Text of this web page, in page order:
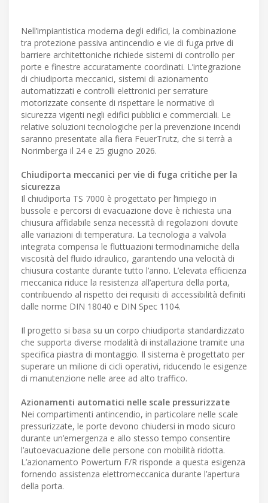
Nell’impiantistica moderna degli edifici, la combinazione
tra protezione passiva antincendio e vie di fuga prive di
barriere architettoniche richiede sistemi di controllo per
porte e finestre accuratamente coordinati. L’integrazione
di chiudiporta meccanici, sistemi di azionamento
automatizzati e controlli elettronici per serrature
motorizzate consente di rispettare le normative di
sicurezza vigenti negli edifici pubblici e commerciali. Le
relative soluzioni tecnologiche per la prevenzione incendi
saranno presentate alla fiera FeuerTrutz, che si terrà a
Norimberga il 24 e 25 giugno 2026.
Chiudiporta meccanici per vie di fuga critiche per la
sicurezza
Il chiudiporta TS 7000 è progettato per l’impiego in
bussole e percorsi di evacuazione dove è richiesta una
chiusura affidabile senza necessità di regolazioni dovute
alle variazioni di temperatura. La tecnologia a valvola
integrata compensa le fluttuazioni termodinamiche della
viscosità del fluido idraulico, garantendo una velocità di
chiusura costante durante tutto l’anno. L’elevata efficienza
meccanica riduce la resistenza all’apertura della porta,
contribuendo al rispetto dei requisiti di accessibilità definiti
dalle norme DIN 18040 e DIN Spec 1104.
Il progetto si basa su un corpo chiudiporta standardizzato
che supporta diverse modalità di installazione tramite una
specifica piastra di montaggio. Il sistema è progettato per
superare un milione di cicli operativi, riducendo le esigenze
di manutenzione nelle aree ad alto traffico.
Azionamenti automatici nelle scale pressurizzate
Nei compartimenti antincendio, in particolare nelle scale
pressurizzate, le porte devono chiudersi in modo sicuro
durante un’emergenza e allo stesso tempo consentire
l’autoevacuazione delle persone con mobilità ridotta.
L’azionamento Powerturn F/R risponde a questa esigenza
fornendo assistenza elettromeccanica durante l’apertura
della porta.